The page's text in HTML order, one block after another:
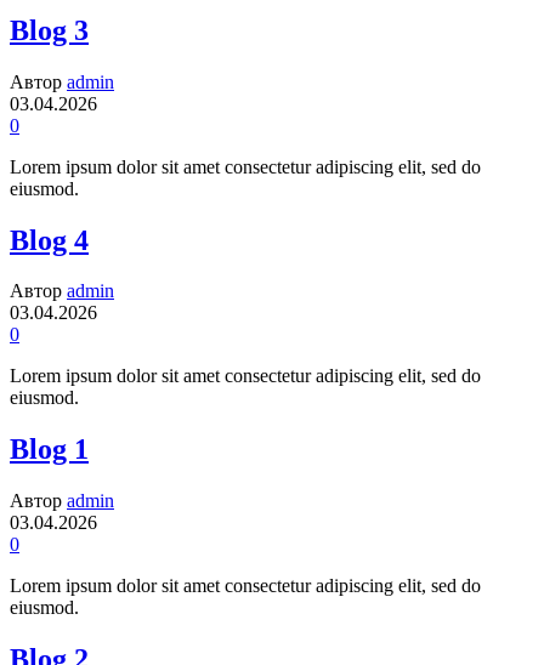
Blog 3
Автор admin
03.04.2026
0
Lorem ipsum dolor sit amet consectetur adipiscing elit, sed do
eiusmod.
Blog 4
Автор admin
03.04.2026
0
Lorem ipsum dolor sit amet consectetur adipiscing elit, sed do
eiusmod.
Blog 1
Автор admin
03.04.2026
0
Lorem ipsum dolor sit amet consectetur adipiscing elit, sed do
eiusmod.